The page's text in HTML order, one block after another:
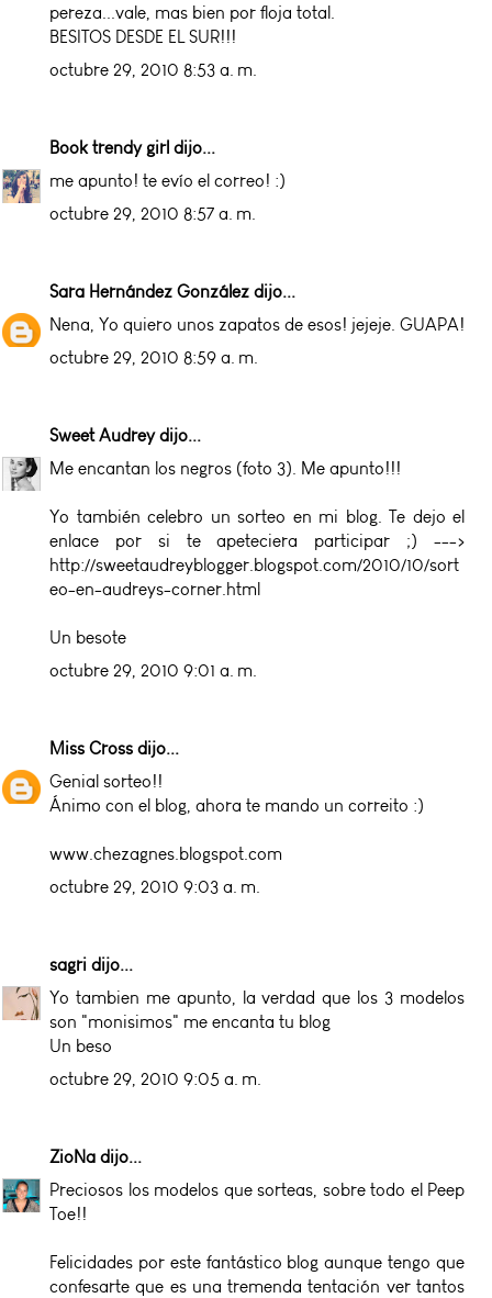
pereza...vale, mas bien por floja total.
BESITOS DESDE EL SUR!!!
octubre 29, 2010 8:53 a. m.
Book trendy girl dijo...
me apunto! te evío el correo! :)
octubre 29, 2010 8:57 a. m.
Sara Hernández González dijo...
Nena, Yo quiero unos zapatos de esos! jejeje. GUAPA!
octubre 29, 2010 8:59 a. m.
Sweet Audreydijo...
Me encantan los negros (foto 3). Me apunto!!!
Yo también celebro un sorteo en mi blog. Te dejo el
enlace por si te apeteciera participar ;) --->
http://sweetaudreyblogger.blogspot.com/2010/10/sort
eo-en-audreys-corner.html
Un besote
octubre 29, 2010 9:01 a. m.
Miss Cross dijo...
Genial sorteo!!
Ánimo con el blog, ahora te mando un correito :)
www.chezagnes.blogspot.com
octubre 29, 2010 9:03 a. m.
sagri dijo...
Yo tambien me apunto, la verdad que los 3 modelos
son "monisimos" me encanta tu blog
Un beso
octubre 29, 2010 9:05 a. m.
ZioNa dijo...
Preciosos los modelos que sorteas, sobre todo el Peep
Toe!!
Felicidades por este fantástico blog aunque tengo que
confesarte que es una tremenda tentación ver tantos